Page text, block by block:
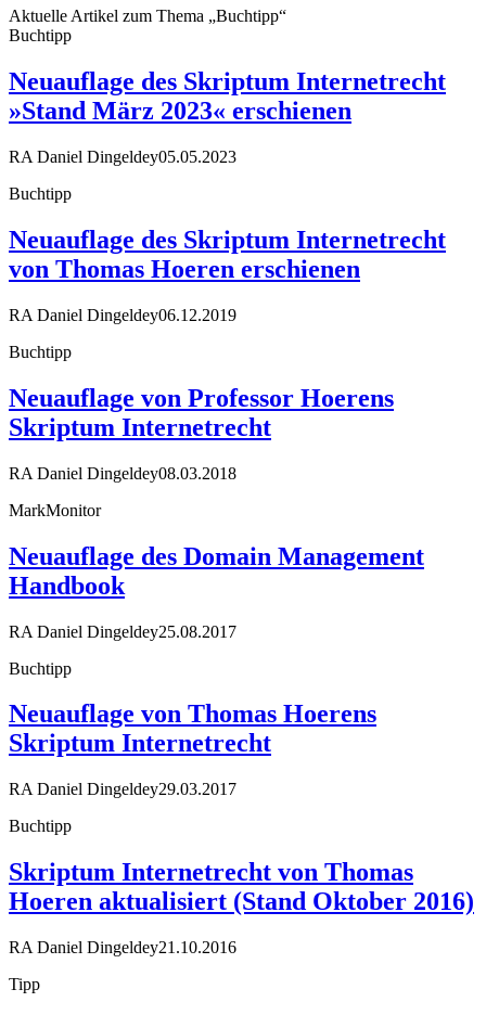
Aktuelle Artikel zum Thema „Buchtipp“
Buchtipp
Neuauflage des Skriptum Internetrecht
»Stand März 2023« erschienen
RA Daniel Dingeldey05.05.2023
Buchtipp
Neuauflage des Skriptum Internetrecht
von Thomas Hoeren erschienen
RA Daniel Dingeldey06.12.2019
Buchtipp
Neuauflage von Professor Hoerens
Skriptum Internetrecht
RA Daniel Dingeldey08.03.2018
MarkMonitor
Neuauflage des Domain Management
Handbook
RA Daniel Dingeldey25.08.2017
Buchtipp
Neuauflage von Thomas Hoerens
Skriptum Internetrecht
RA Daniel Dingeldey29.03.2017
Buchtipp
Skriptum Internetrecht von Thomas
Hoeren aktualisiert (Stand Oktober 2016)
RA Daniel Dingeldey21.10.2016
Tipp